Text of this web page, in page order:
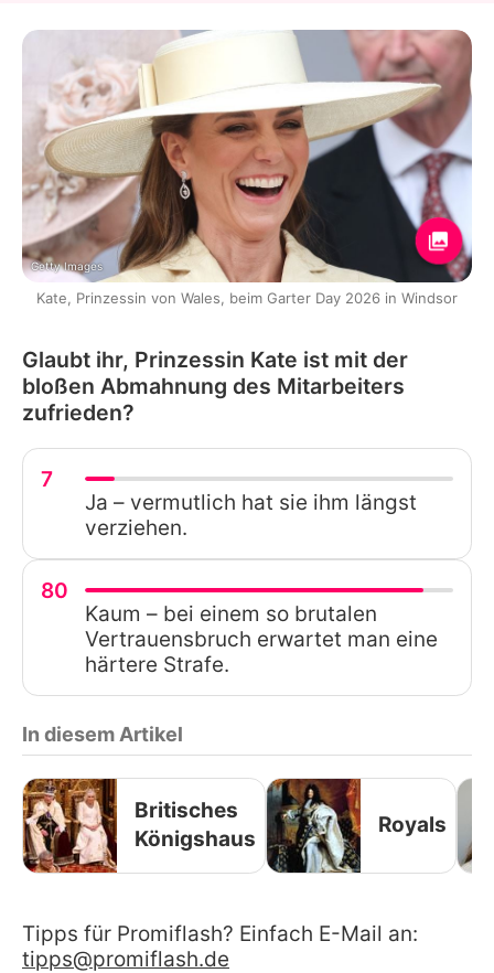
Getty Images
Kate, Prinzessin von Wales, beim Garter Day 2026 in Windsor
Glaubt ihr, Prinzessin Kate ist mit der
bloßen Abmahnung des Mitarbeiters
zufrieden?
7
Ja – vermutlich hat sie ihm längst
verziehen.
80
Kaum – bei einem so brutalen
Vertrauensbruch erwartet man eine
härtere Strafe.
In diesem Artikel
Britisches
Königshaus
Royals
Tipps für Promiflash? Einfach E-Mail an:
tipps@promiflash.de